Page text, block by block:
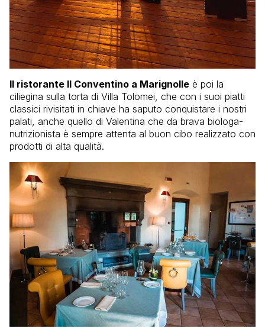
Il ristorante Il Conventino a Marignolle è poi la
ciliegina sulla torta di Villa Tolomei, che con i suoi piatti
classici rivisitati in chiave ha saputo conquistare i nostri
palati, anche quello di Valentina che da brava biologa-
nutrizionista è sempre attenta al buon cibo realizzato con
prodotti di alta qualità.